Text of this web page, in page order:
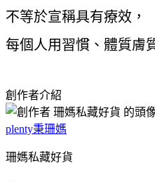
不等於宣稱具有療效，
每個人用習慣、體質膚
創作者介紹
plenty秉珊媽
珊媽私藏好貨